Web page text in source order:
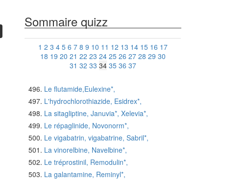
Sommaire quizz
1 2 3 4 5 6 7 8 9 10 11 12 13 14 15 16 17
18 19 20 21 22 23 24 25 26 27 28 29 30
31 32 33 34 35 36 37
Le flutamide,Eulexine*,
L'hydrochlorothiazide, Esidrex*,
La sitagliptine, Januvia*, Xelevia*,
Le répaglinide, Novonorm*,
Le vigabatrin, vigabatrine, Sabril*,
La vinorelbine, Navelbine*,
Le tréprostinil, Remodulin*,
La galantamine, Reminyl*,